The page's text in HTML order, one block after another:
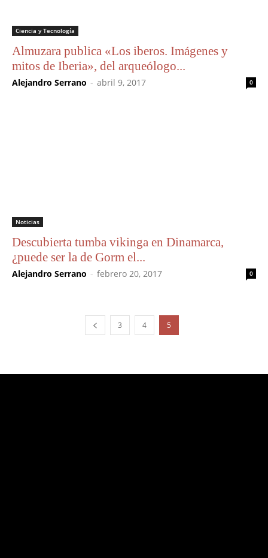
Ciencia y Tecnología
Almuzara publica «Los iberos. Imágenes y
mitos de Iberia», del arqueólogo...
Alejandro Serrano - abril 9, 2017 0
Noticias
Descubierta tumba vikinga en Dinamarca,
¿puede ser la de Gorm el...
Alejandro Serrano - febrero 20, 2017 0
3 4 5